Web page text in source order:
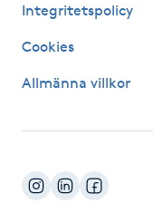
Hälsa
IPL
Integritetspolicy
Cookies
Allmänna villkor